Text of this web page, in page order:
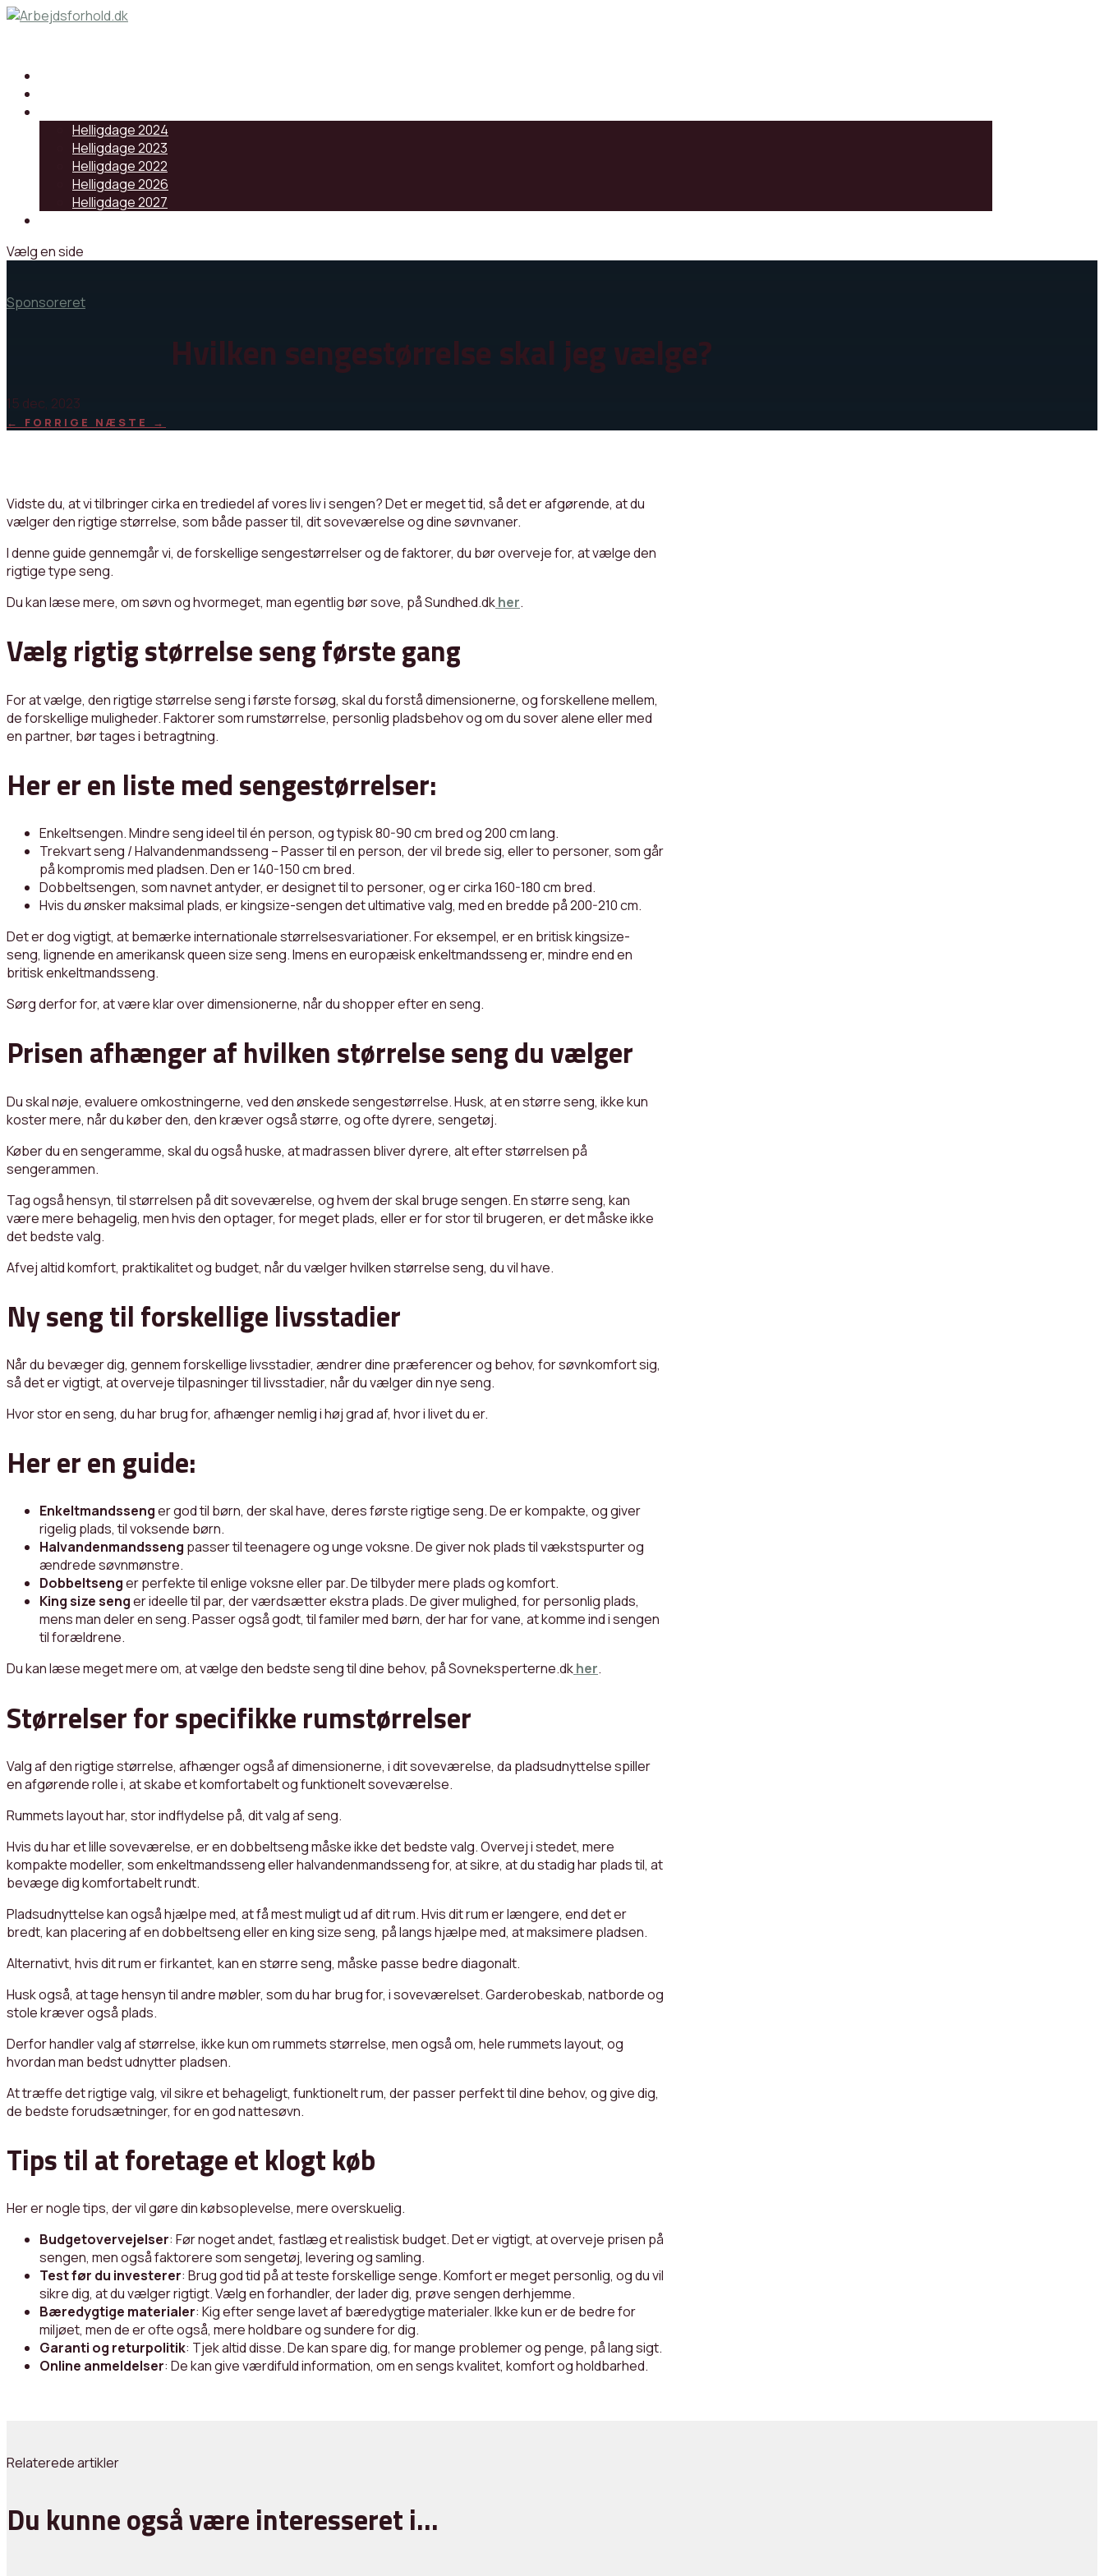
Helligdage 2024
Helligdage 2023
Helligdage 2022
Helligdage 2026
Helligdage 2027
Vælg en side
Sponsoreret
Hvilken sengestørrelse skal jeg vælge?
15 dec, 2023
← FORRIGE NÆSTE →
Vidste du, at vi tilbringer cirka en trediedel af vores liv i sengen? Det er meget tid, så det er afgørende, at du
vælger den rigtige størrelse, som både passer til, dit soveværelse og dine søvnvaner.
I denne guide gennemgår vi, de forskellige sengestørrelser og de faktorer, du bør overveje for, at vælge den
rigtige type seng.
Du kan læse mere, om søvn og hvormeget, man egentlig bør sove, på Sundhed.dkher.
Vælg rigtig størrelse seng første gang
For at vælge, den rigtige størrelse seng i første forsøg, skal du forstå dimensionerne, og forskellene mellem,
de forskellige muligheder. Faktorer som rumstørrelse, personlig pladsbehov og om du sover alene eller med
en partner, bør tages i betragtning.
Her er en liste med sengestørrelser:
Enkeltsengen. Mindre seng ideel til én person, og typisk 80-90 cm bred og 200 cm lang.
Trekvart seng / Halvandenmandsseng – Passer til en person, der vil brede sig, eller to personer, som går
på kompromis med pladsen. Den er 140-150 cm bred.
Dobbeltsengen, som navnet antyder, er designet til to personer, og er cirka 160-180 cm bred.
Hvis du ønsker maksimal plads, er kingsize-sengen det ultimative valg, med en bredde på 200-210 cm.
Det er dog vigtigt, at bemærke internationale størrelsesvariationer. For eksempel, er en britisk kingsize-
seng, lignende en amerikansk queen size seng. Imens en europæisk enkeltmandsseng er, mindre end en
britisk enkeltmandsseng.
Sørg derfor for, at være klar over dimensionerne, når du shopper efter en seng.
Prisen afhænger af hvilken størrelse seng du vælger
Du skal nøje, evaluere omkostningerne, ved den ønskede sengestørrelse. Husk, at en større seng, ikke kun
koster mere, når du køber den, den kræver også større, og ofte dyrere, sengetøj.
Køber du en sengeramme, skal du også huske, at madrassen bliver dyrere, alt efter størrelsen på
sengerammen.
Tag også hensyn, til størrelsen på dit soveværelse, og hvem der skal bruge sengen. En større seng, kan
være mere behagelig, men hvis den optager, for meget plads, eller er for stor til brugeren, er det måske ikke
det bedste valg.
Afvej altid komfort, praktikalitet og budget, når du vælger hvilken størrelse seng, du vil have.
Ny seng til forskellige livsstadier
Når du bevæger dig, gennem forskellige livsstadier, ændrer dine præferencer og behov, for søvnkomfort sig,
så det er vigtigt, at overveje tilpasninger til livsstadier, når du vælger din nye seng.
Hvor stor en seng, du har brug for, afhænger nemlig i høj grad af, hvor i livet du er.
Her er en guide:
Enkeltmandssenger god til børn, der skal have, deres første rigtige seng. De er kompakte, og giver
rigelig plads, til voksende børn.
Halvandenmandsseng passer til teenagere og unge voksne. De giver nok plads til vækstspurter og
ændrede søvnmønstre.
Dobbeltsenger perfekte til enlige voksne eller par. De tilbyder mere plads og komfort.
King size senger ideelle til par, der værdsætter ekstra plads. De giver mulighed, for personlig plads,
mens man deler en seng. Passer også godt, til familer med børn, der har for vane, at komme ind i sengen
til forældrene.
Du kan læse meget mere om, at vælge den bedste seng til dine behov, på Sovneksperterne.dkher.
Størrelser for specifikke rumstørrelser
Valg af den rigtige størrelse, afhænger også af dimensionerne, i dit soveværelse, da pladsudnyttelse spiller
en afgørende rolle i, at skabe et komfortabelt og funktionelt soveværelse.
Rummets layout har, stor indflydelse på, dit valg af seng.
Hvis du har et lille soveværelse, er en dobbeltseng måske ikke det bedste valg. Overvej i stedet, mere
kompakte modeller, som enkeltmandsseng eller halvandenmandsseng for, at sikre, at du stadig har plads til, at
bevæge dig komfortabelt rundt.
Pladsudnyttelse kan også hjælpe med, at få mest muligt ud af dit rum. Hvis dit rum er længere, end det er
bredt, kan placering af en dobbeltseng eller en king size seng, på langs hjælpe med, at maksimere pladsen.
Alternativt, hvis dit rum er firkantet, kan en større seng, måske passe bedre diagonalt.
Husk også, at tage hensyn til andre møbler, som du har brug for, i soveværelset. Garderobeskab, natborde og
stole kræver også plads.
Derfor handler valg af størrelse, ikke kun om rummets størrelse, men også om, hele rummets layout, og
hvordan man bedst udnytter pladsen.
At træffe det rigtige valg, vil sikre et behageligt, funktionelt rum, der passer perfekt til dine behov, og give dig,
de bedste forudsætninger, for en god nattesøvn.
Tips til at foretage et klogt køb
Her er nogle tips, der vil gøre din købsoplevelse, mere overskuelig.
Budgetovervejelser: Før noget andet, fastlæg et realistisk budget. Det er vigtigt, at overveje prisen på
sengen, men også faktorere som sengetøj, levering og samling.
Test før du investerer: Brug god tid på at teste forskellige senge. Komfort er meget personlig, og du vil
sikre dig, at du vælger rigtigt. Vælg en forhandler, der lader dig, prøve sengen derhjemme.
Bæredygtige materialer: Kig efter senge lavet af bæredygtige materialer. Ikke kun er de bedre for
miljøet, men de er ofte også, mere holdbare og sundere for dig.
Garanti og returpolitik: Tjek altid disse. De kan spare dig, for mange problemer og penge, på lang sigt.
Online anmeldelser: De kan give værdifuld information, om en sengs kvalitet, komfort og holdbarhed.
Relaterede artikler
Du kunne også være interesseret i…